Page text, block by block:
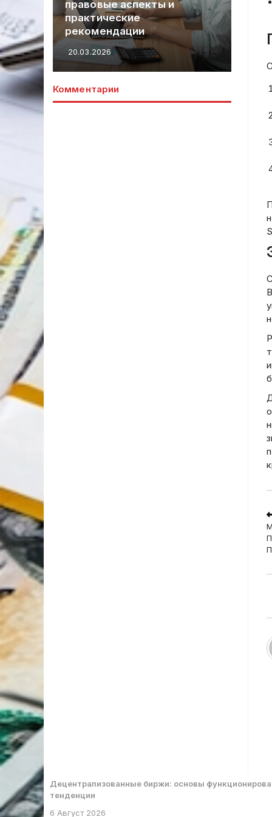
заголовок.
правовые аспекты и
практические
рекомендации
20.03.2026
Комментарии
Децентрализованные биржи: основы
тенденции
6 Август 2026